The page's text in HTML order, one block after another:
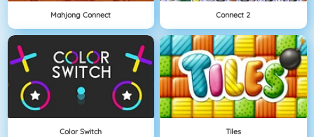
Mahjong Connect Connect 2
Color Switch Tiles